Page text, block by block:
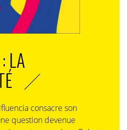
LA
consacre son
question devenue